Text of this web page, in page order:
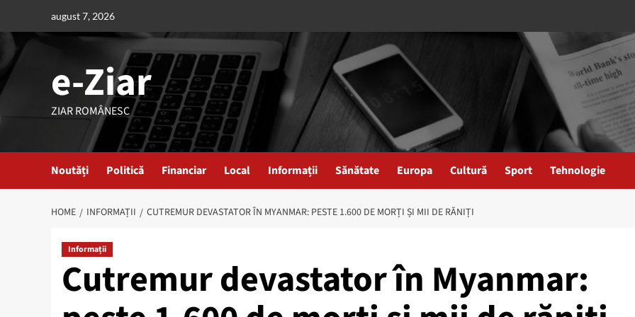
content
august 7, 2026
e-Ziar
ZIAR ROMÂNESC
Noutăți Politică Financiar Local Informații Sănătate Europa Cultură Sport Tehnologie
HOME INFORMAȚII CUTREMUR DEVASTATOR ÎN MYANMAR: PESTE 1.600 DE MORȚI ȘI MII DE RĂNIȚI
Informații
Cutremur devastator în Myanmar: